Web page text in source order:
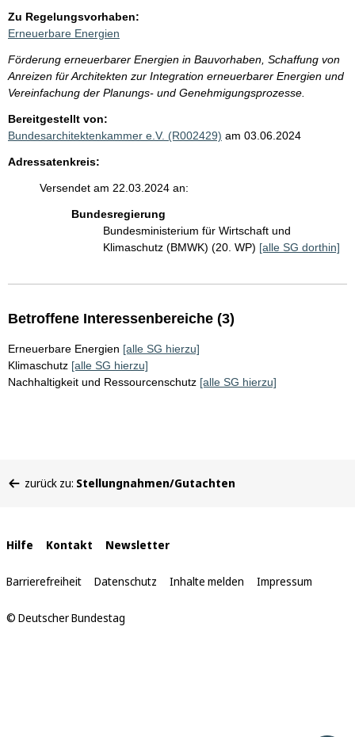
Zu Regelungsvorhaben:
Erneuerbare Energien
Förderung erneuerbarer Energien in Bauvorhaben, Schaffung von
Anreizen für Architekten zur Integration erneuerbarer Energien und
Vereinfachung der Planungs- und Genehmigungsprozesse.
Bereitgestellt von:
Bundesarchitektenkammer e.V. (R002429) am 03.06.2024
Adressatenkreis:
Versendet am 22.03.2024 an:
Bundesregierung
Bundesministerium für Wirtschaft und
Klimaschutz (BMWK) (20. WP) [alle SG dorthin]
Betroffene Interessenbereiche (3)
Erneuerbare Energien [alle SG hierzu]
Klimaschutz [alle SG hierzu]
Nachhaltigkeit und Ressourcenschutz [alle SG hierzu]
befinden
zurück zu: Stellungnahmen/Gutachten
Interne
Links
Hilfe Kontakt Newsletter
Barrierefreiheit Datenschutz Inhalte melden Impressum
© Deutscher Bundestag